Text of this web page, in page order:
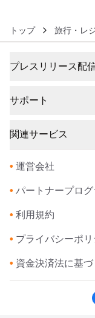
トップ 旅行・レ
プレスリリース配
サポート
関連サービス
• 運営会社
• パートナープログ
• 利用規約
• プライバシーポリ
• 資金決済法に基